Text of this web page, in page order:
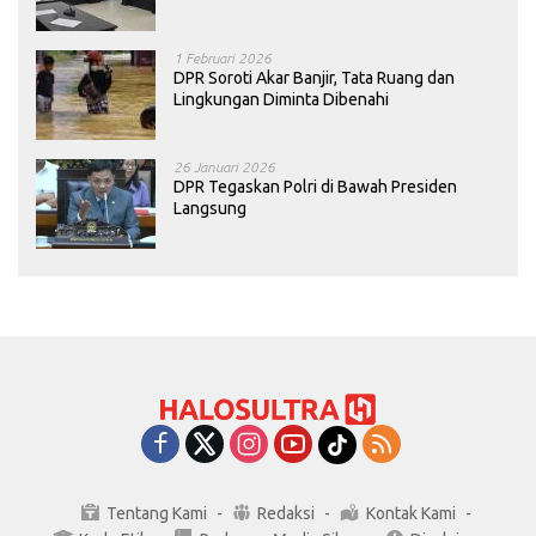
1 Februari 2026
DPR Soroti Akar Banjir, Tata Ruang dan
Lingkungan Diminta Dibenahi
26 Januari 2026
DPR Tegaskan Polri di Bawah Presiden
Langsung
Tentang Kami Redaksi
Kontak Kami